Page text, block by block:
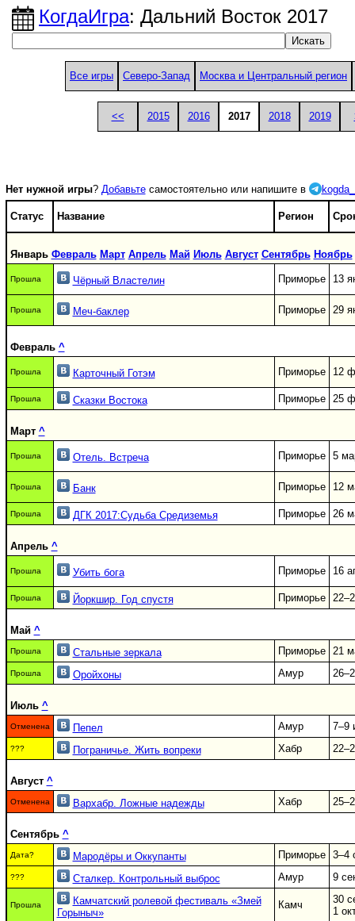
КогдаИгра: Дальний Восток 2017
Все игры Северо-Запад Москва и Центральный регион
<< 2015 2016 2017 2018 2019
Нет нужной игры? Добавьтесамостоятельно или напишите в
Статус Название Регион
Январь Февраль Март Апрель Май Июль Август Сентябрь Ноябрь
Прошла Чёрный Властелин Приморье 13
Прошла Меч-баклер Приморье 29
Февраль ^
Прошла Карточный Готэм Приморье 12
Прошла Сказки Востока Приморье 25
Март ^
Прошла Отель. Встреча Приморье 5
Прошла Банк Приморье 12
Прошла ДГК 2017:Судьба Средиземья Приморье 26
Апрель ^
Прошла Убить бога Приморье 16
Прошла Йоркшир. Год спустя Приморье
Май ^
Прошла Стальные зеркала Приморье 21
Прошла Оройхоны Амур
Июль ^
Отменена Пепел Амур 7–9
??? Пограничье. Жить вопреки Хабр
Август ^
Отменена Вархабр. Ложные надежды Хабр
Сентябрь ^
Дата? Мародёры и Оккупанты Приморье 3–4
??? Сталкер. Контрольный выброс Амур 9
Прошла
Камчатский ролевой фестиваль «Змей
Горыныч»
Камч
30
1